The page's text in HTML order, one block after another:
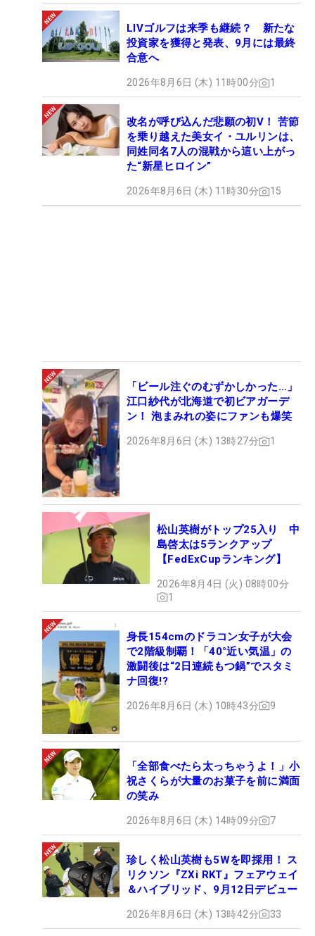
LIVゴルフは来季も継続？ 新たな
投資家を獲得と発表、9月には最終
合意へ
2026年8月6日 (木) 11時00分 1
改名が呼び込んだ悲願の初V！ 苦節
を乗り越えた美女イ・ユルリンは、
同姓同名7人の混戦から這い上がっ
た“新星ヒロイン”
2026年8月6日 (木) 11時30分 15
「ビール注ぐのむずかしかった…」
江口紗代が北海道で初ビアガーデ
ン！ 泡まみれの姿にファンも爆笑
2026年8月6日 (木) 13時27分 1
松山英樹がトップ25入り 中
島啓太は5ランクアップ
【FedExCupランキング】
2026年8月4日 (火) 08時00分
1
身長154cmのドラコン女子が大会
で2階級制覇！「40°近い気温」の
激闘後は“2日連続もつ鍋”でスタミ
ナ回復!?
2026年8月6日 (木) 10時43分 9
「全部食べたら太っちゃうよ！」小
祝さくらが大量のお菓子を前に満面
の笑み
2026年8月6日 (木) 14時09分 7
珍しく松山英樹も5Wを即採用！ ス
リクソン『ZXi RKT』フェアウェイ
＆ハイブリッド、9月12日デビュー
2026年8月6日 (木) 13時42分 33